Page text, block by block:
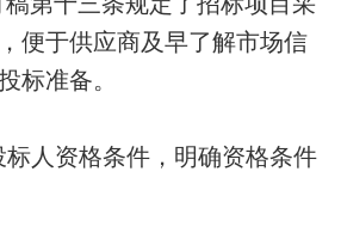
便于供应商及早了解市场信
标准备。
标人资格条件，明确资格条件